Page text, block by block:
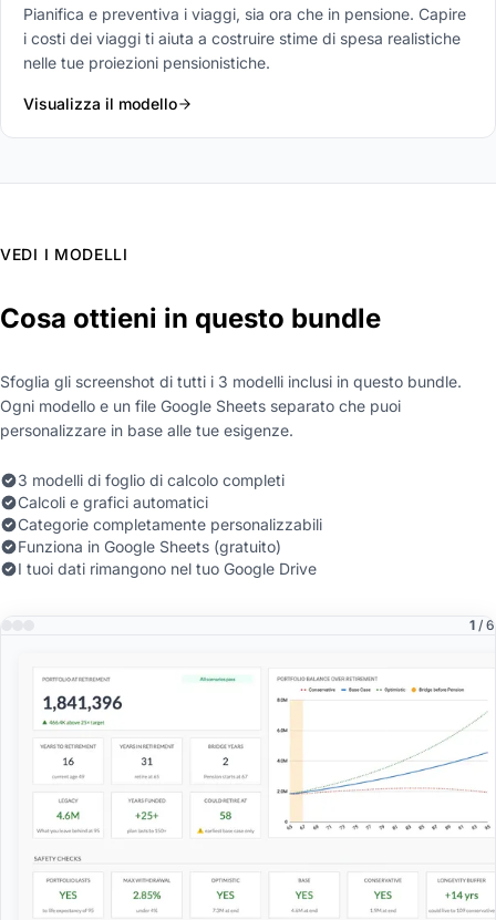
Pianifica e preventiva i viaggi, sia ora che in pensione. Capire
i costi dei viaggi ti aiuta a costruire stime di spesa realistiche
nelle tue proiezioni pensionistiche.
Visualizza il modello
VEDI I MODELLI
Cosa ottieni in questo bundle
Sfoglia gli screenshot di tutti i 3 modelli inclusi in questo bundle.
Ogni modello e un file Google Sheets separato che puoi
personalizzare in base alle tue esigenze.
3 modelli di foglio di calcolo completi
Calcoli e grafici automatici
Categorie completamente personalizzabili
Funziona in Google Sheets (gratuito)
I tuoi dati rimangono nel tuo Google Drive
1 / 6